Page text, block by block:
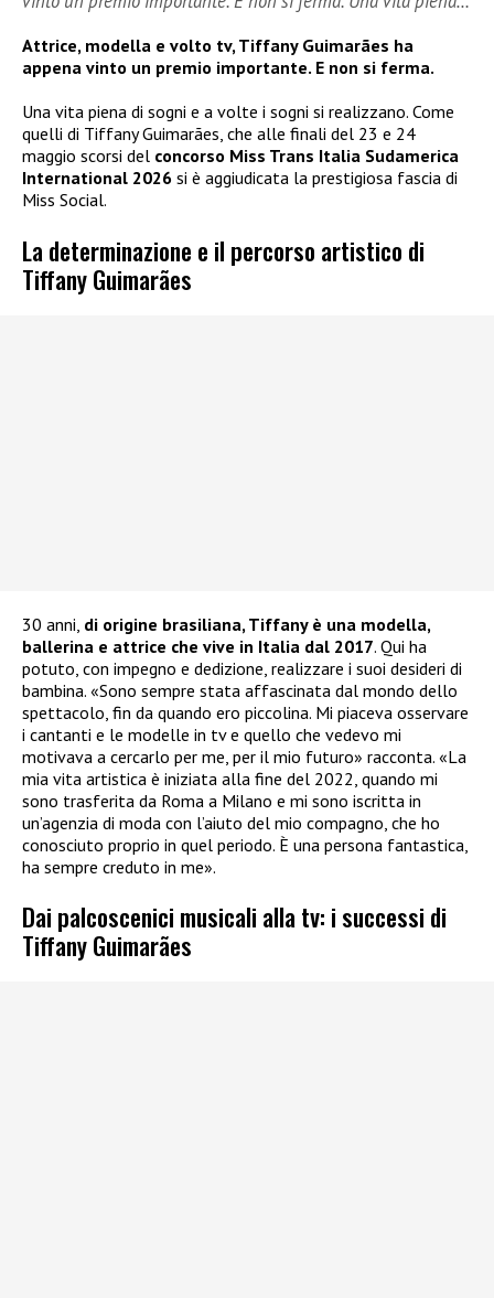
Attrice, modella e volto tv, Tiffany Guimarães ha
appena vinto un premio importante. E non si ferma.
Una vita piena di sogni e a volte i sogni si realizzano. Come
quelli di Tiffany Guimarães, che alle finali del 23 e 24
maggio scorsi del concorso Miss Trans Italia Sudamerica
International 2026 si è aggiudicata la prestigiosa fascia di
Miss Social.
La determinazione e il percorso artistico di
Tiffany Guimarães
30 anni, di origine brasiliana, Tiffany è una modella,
ballerina e attrice che vive in Italia dal 2017. Qui ha
potuto, con impegno e dedizione, realizzare i suoi desideri di
bambina. «Sono sempre stata affascinata dal mondo dello
spettacolo, fin da quando ero piccolina. Mi piaceva osservare
i cantanti e le modelle in tv e quello che vedevo mi
motivava a cercarlo per me, per il mio futuro» racconta. «La
mia vita artistica è iniziata alla fine del 2022, quando mi
sono trasferita da Roma a Milano e mi sono iscritta in
un’agenzia di moda con l’aiuto del mio compagno, che ho
conosciuto proprio in quel periodo. È una persona fantastica,
ha sempre creduto in me».
Dai palcoscenici musicali alla tv: i successi di
Tiffany Guimarães